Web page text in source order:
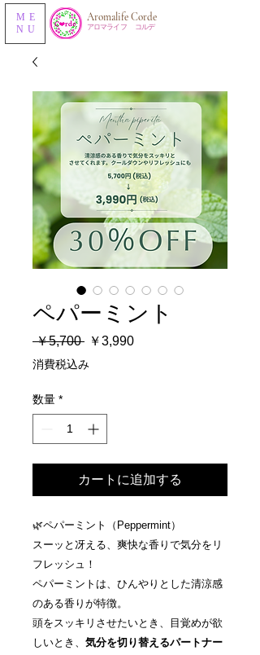
ME
NU
​アロマライフ コルデ
​Aromalife Corde
ペパーミント
￥5,700 通
常
価
￥3,990セ
消費税込み
数量 *
カートに追加する
🌿ペパーミント（Peppermint）
スーッと冴える、爽快な香りで気分をリ
フレッシュ！
ペパーミントは、ひんやりとした清涼感
のある香りが特徴。
頭をスッキリさせたいとき、目覚めが欲
しいとき、 気分を切り替えるパートナー